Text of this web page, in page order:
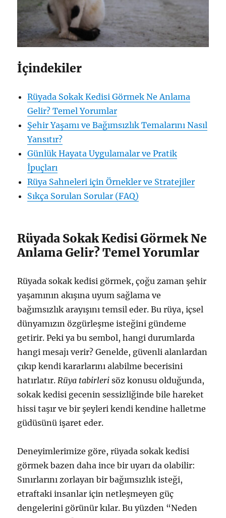
İçindekiler
Rüyada Sokak Kedisi Görmek Ne Anlama
Gelir? Temel Yorumlar
Şehir Yaşamı ve Bağımsızlık Temalarını Nasıl
Yansıtır?
Günlük Hayata Uygulamalar ve Pratik
İpuçları
Rüya Sahneleri için Örnekler ve Stratejiler
Sıkça Sorulan Sorular (FAQ)
Rüyada Sokak Kedisi Görmek Ne
Anlama Gelir? Temel Yorumlar
Rüyada sokak kedisi görmek, çoğu zaman şehir
yaşamının akışına uyum sağlama ve
bağımsızlık arayışını temsil eder. Bu rüya, içsel
dünyamızın özgürleşme isteğini gündeme
getirir. Peki ya bu sembol, hangi durumlarda
hangi mesajı verir? Genelde, güvenli alanlardan
çıkıp kendi kararlarını alabilme becerisini
hatırlatır. Rüya tabirleri söz konusu olduğunda,
sokak kedisi gecenin sessizliğinde bile hareket
hissi taşır ve bir şeyleri kendi kendine halletme
güdüsünü işaret eder.
Deneyimlerimize göre, rüyada sokak kedisi
görmek bazen daha ince bir uyarı da olabilir:
Sınırlarını zorlayan bir bağımsızlık isteği,
etraftaki insanlar için netleşmeyen güç
dengelerini görünür kılar. Bu yüzden “Neden